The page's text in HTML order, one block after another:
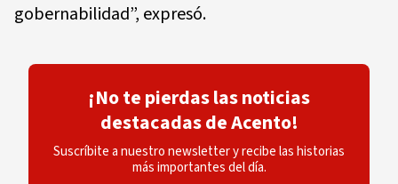
gobernabilidad”, expresó.
¡No te pierdas las noticias
destacadas de Acento!
Suscríbite a nuestro newsletter y recibe las historias
más importantes del día.